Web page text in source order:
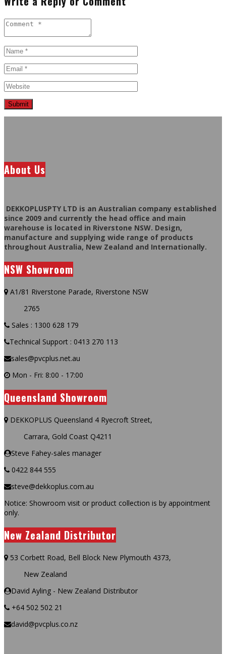
About Us
DEKKOPLUSPTY LTD is an Australian company established
since 2009 and currently the head office and main
warehouse is located in Riverstone NSW. Design,
manufacture and supplying wide range of products
throughout Australia, New Zealand and Internationally.
NSW Showroom
A1/81 Riverstone Parade, Riverstone NSW
2765
Sales : 1300 628 179
Technical Support : 0413 270 113
sales@pvcplus.net.au
Mon - Fri: 8:00 - 17:00
Queensland Showroom
DEKKOPLUS Queensland 4 Ryecroft Street,
Carrara, Gold Coast Q4211
Steve Fahey-sales manager
0422 844 555
steve@dekkoplus.com.au
Notice: Showroom visit or product collection is by appointment
only.
New Zealand Distributor
53 Corbett Road, Bell Block New Plymouth 4373,
New Zealand
David Ayling - New Zealand Distributor
+64 502 502 21
david@pvcplus.co.nz